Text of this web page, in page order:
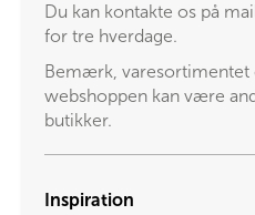
Du kan kontakte os på
for tre hverdage.
Bemærk, varesortimentet
webshoppen kan være
butikker.
Inspiration